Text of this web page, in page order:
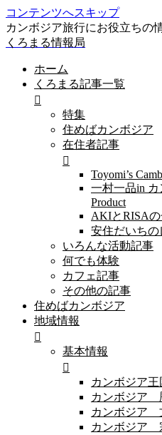
コンテンツへスキップ
カンボジア旅行にお役立ちの
くろまる情報局
ホーム
くろまる記事一覧
特集
住めばカンボジア
在住者記事
Toyomi’s
一村一品in カ
Product
AKIとRISA
安住だいち
いろんな活動記事
何でも体験
カフェ記事
その他の記事
住めばカンボジア
地域情報
基本情報
カンボジア
カンボジア
カンボジア
カンボジア